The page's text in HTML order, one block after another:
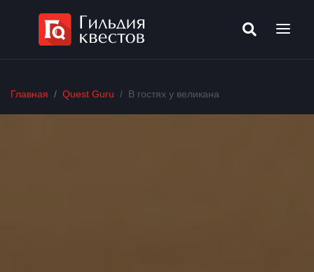
Главная Quest Guru В гостях у великана